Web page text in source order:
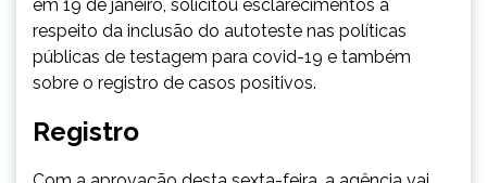
em 19 de janeiro, solicitou esclarecimentos a
respeito da inclusão do autoteste nas políticas
públicas de testagem para covid-19 e também
sobre o registro de casos positivos.
Registro